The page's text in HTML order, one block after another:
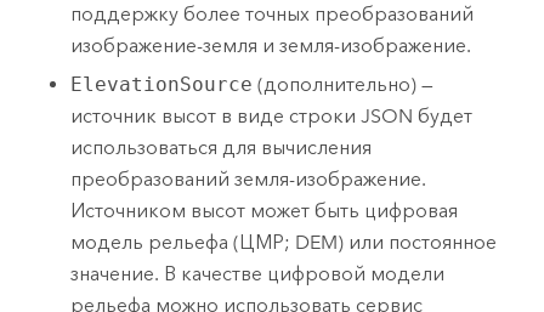
поддержку более точных преобразований
изображение-земля и земля-изображение.
ElevationSource (дополнительно) —
источник высот в виде строки JSON будет
использоваться для вычисления
преобразований земля-изображение.
Источником высот может быть цифровая
модель рельефа (ЦМР; DEM) или постоянное
значение. В качестве цифровой модели
рельефа можно использовать сервис